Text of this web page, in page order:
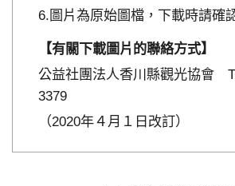
圖片為原始圖檔，下載時請確
【有關下載圖片的聯絡方式】
公益社團法人香川縣觀光協會
3379
（2020年４月１日改訂）